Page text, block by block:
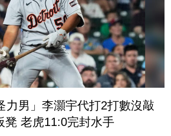
力男」李灝宇代打2打數沒敲
凳 老虎11:0完封水手